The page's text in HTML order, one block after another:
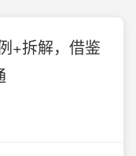
+拆解，借鉴